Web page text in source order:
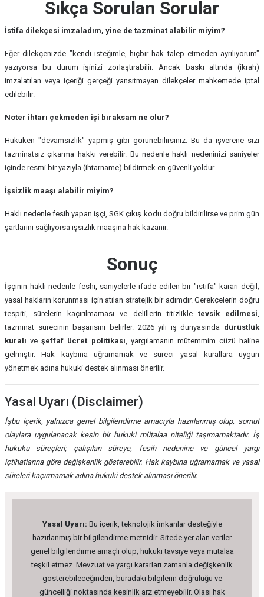
Sıkça Sorulan Sorular
İstifa dilekçesi imzaladım, yine de tazminat alabilir miyim?
Eğer dilekçenizde "kendi isteğimle, hiçbir hak talep etmeden ayrılıyorum"
yazıyorsa bu durum işinizi zorlaştırabilir. Ancak baskı altında (ikrah)
imzalatılan veya içeriği gerçeği yansıtmayan dilekçeler mahkemede iptal
edilebilir.
Noter ihtarı çekmeden işi bıraksam ne olur?
Hukuken "devamsızlık" yapmış gibi görünebilirsiniz. Bu da işverene sizi
tazminatsız çıkarma hakkı verebilir. Bu nedenle haklı nedeninizi saniyeler
içinde resmi bir yazıyla (ihtarname) bildirmek en güvenli yoldur.
İşsizlik maaşı alabilir miyim?
Haklı nedenle fesih yapan işçi, SGK çıkış kodu doğru bildirilirse ve prim gün
şartlarını sağlıyorsa işsizlik maaşına hak kazanır.
Sonuç
İşçinin haklı nedenle feshi, saniyelerle ifade edilen bir "istifa" kararı değil;
yasal hakların korunması için atılan stratejik bir adımdır. Gerekçelerin doğru
tespiti, sürelerin kaçırılmaması ve delillerin titizlikle tevsik edilmesi,
tazminat sürecinin başarısını belirler. 2026 yılı iş dünyasında dürüstlük
kuralı veşeffaf ücret politikası, yargılamanın mütemmim cüzü haline
gelmiştir. Hak kaybına uğramamak ve süreci yasal kurallara uygun
yönetmek adına hukuki destek alınması önerilir.
Yasal Uyarı (Disclaimer)
İşbu içerik, yalnızca genel bilgilendirme amacıyla hazırlanmış olup, somut
olaylara uygulanacak kesin bir hukuki mütalaa niteliği taşımamaktadır. İş
hukuku süreçleri; çalışılan süreye, fesih nedenine ve güncel yargı
içtihatlarına göre değişkenlik gösterebilir. Hak kaybına uğramamak ve yasal
süreleri kaçırmamak adına hukuki destek alınması önerilir.
Yasal Uyarı: Bu içerik, teknolojik imkanlar desteğiyle
hazırlanmış bir bilgilendirme metnidir. Sitede yer alan veriler
genel bilgilendirme amaçlı olup, hukuki tavsiye veya mütalaa
teşkil etmez. Mevzuat ve yargı kararları zamanla değişkenlik
gösterebileceğinden, buradaki bilgilerin doğruluğu ve
güncelliği noktasında kesinlik arz etmeyebilir. Olası hak